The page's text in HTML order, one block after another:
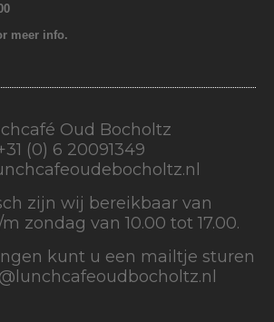
meer info.
Oud Bocholtz
(0) 6 20091349
zijn wij bereikbaar van
zondag van 10.00 tot 17.00.
kunt u een mailtje sturen